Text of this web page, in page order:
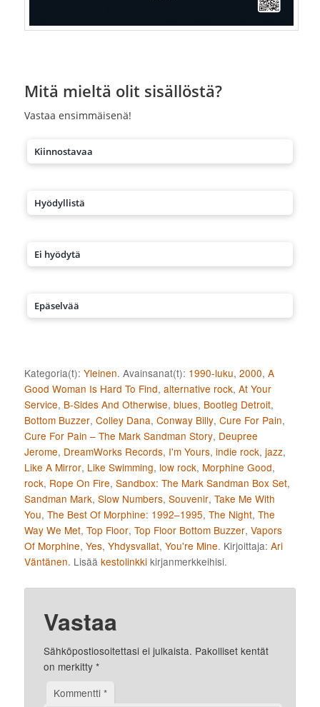
Mitä mieltä olit sisällöstä?
Vastaa ensimmäisenä!
Kiinnostavaa
Hyödyllistä
Ei hyödytä
Epäselvää
Kategoria(t):Yleinen. Avainsanat(t): 1990-luku,2000,A
Good Woman Is Hard To Find,alternative rock,At Your
Service, B-Sides And Otherwise,blues, Bootleg Detroit,
Bottom Buzzer,Colley Dana,Conway Billy,Cure For Pain,
Cure For Pain – The Mark Sandman Story, Deupree
Jerome, DreamWorks Records, I'm Yours,indie rock,jazz,
Like A Mirror, Like Swimming, low rock, Morphine Good,
rock, Rope On Fire,Sandbox: The Mark Sandman Box Set,
Sandman Mark,Slow Numbers,Souvenir,Take Me With
You,The Best Of Morphine: 1992–1995,The Night,The
Way We Met,Top Floor,Top Floor Bottom Buzzer,Vapors
Of Morphine,Yes,Yhdysvallat,You're Mine. Kirjoittaja:Ari
Väntänen. Lisääkestolinkki kirjanmerkkeihisi.
Vastaa
Sähköpostiosoitettasi ei julkaista. Pakolliset kentät
on merkitty*
Kommentti*